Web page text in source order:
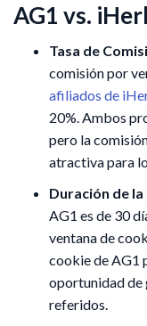
AG1 vs.
Tasa de
comisión por
afiliados de
20%. Ambos
pero la
atractiva para
Duración de
AG1 es de 30
ventana de
cookie de AG1
oportunidad de
referidos.